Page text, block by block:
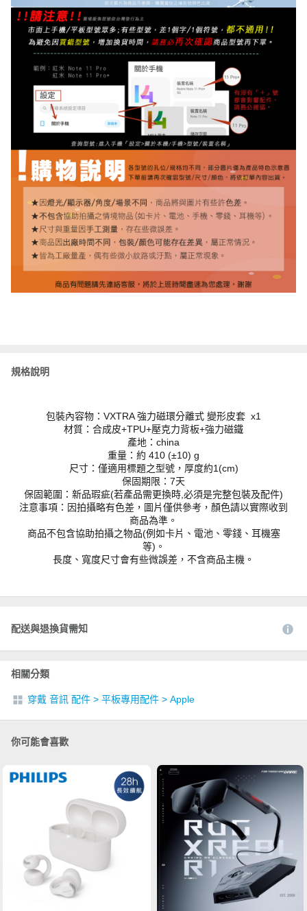
規格說明
包裝內容物：VXTRA 強力磁環分離式 變形皮套 x1
材質：合成皮+TPU+壓克力背板+強力磁鐵
產地：china
重量：約 410 (±10) g
尺寸：僅適用標題之型號，厚度約1(cm)
保固期限：7天
保固範圍：新品瑕疵(若產品需更換時,必須是完整包裝及配件)
注意事項：因拍攝略有色差，圖片僅供參考，顏色請以實際收到
商品為準。
商品不包含協助拍攝之物品(例如卡片、電池、零錢、耳機塞
等)。
長度、寬度尺寸會有些微誤差，不含商品主機。
配送與退換貨需知
相關分類
穿戴 音訊 配件 > 平板專用配件 > Apple
你可能會喜歡